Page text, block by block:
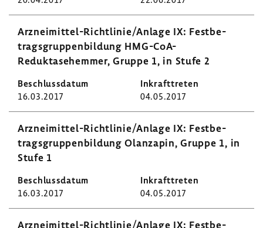
Arzneimittel-​Richtlinie/Anlage IX: Fest­be­
trags­grup­pen­bil­dung HMG-​CoA-
Reduktasehemmer, Gruppe 1, in Stufe 2
16.03.2017 04.05.2017
Arzneimittel-​Richtlinie/Anlage IX: Fest­be­
trags­grup­pen­bil­dung Olan­zapin, Gruppe 1, in
Stufe 1
16.03.2017 04.05.2017
Arzneimittel-​Richtlinie/Anlage IX: Fest­be­